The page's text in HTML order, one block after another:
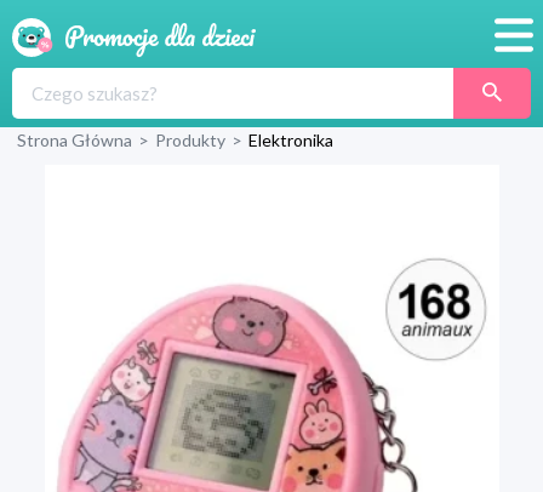
Produkty
Wyprawka
Strona Główna > Produkty > Elektronika